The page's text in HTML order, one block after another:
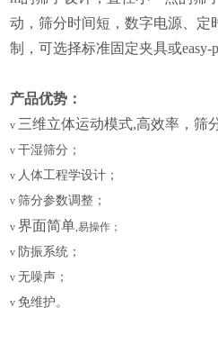
动，筛分时间短，数字电源、定
制，可选择标准固定夹具或easy-
产品优势：
v三维立体运动模式,高效率，筛
v干湿筛分；
v 人体工程学设计；
v筛分参数调整；
v界面简单,易操作；
v 防振系统；
v无噪声；
v免维护。